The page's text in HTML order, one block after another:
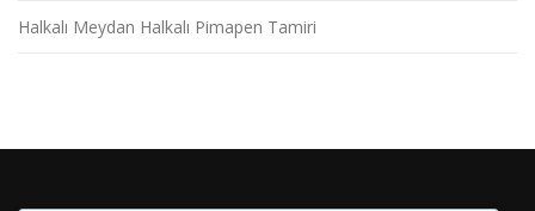
Halkalı Meydan Halkalı Pimapen Tamiri